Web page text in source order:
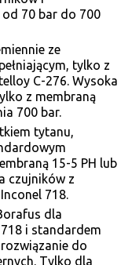
70 bar do 700
ze
tylko z
C-276. Wysoka
z membraną
700 bar.
tytanu,
15-5 PH lub
czujników z
718.
dla
i standardem
rozwiązanie do
Tylko dla